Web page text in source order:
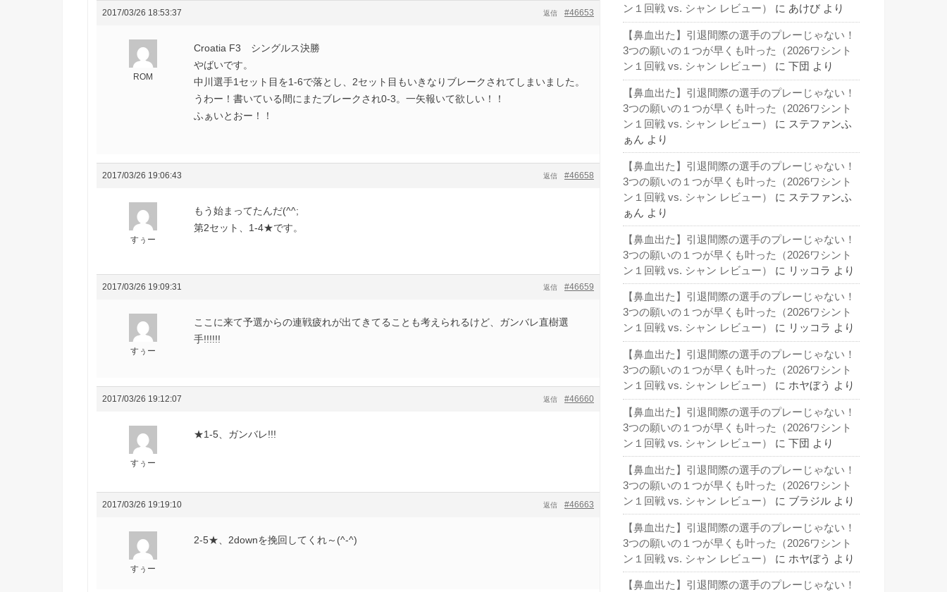
2017/03/26 18:53:37 #46653
返信
ROM
Croatia F3 シングルス決勝
やばいです。
中川選手1セット目を1-6で落とし、2セット目もいきなりブレークされてしまいました。
うわー！書いている間にまたブレークされ0-3。一矢報いて欲しい！！
ふぁいとおー！！
2017/03/26 19:06:43 #46658
返信
すぅー
もう始まってたんだ(^^;
第2セット、1-4★です。
2017/03/26 19:09:31 #46659
返信
すぅー
ここに来て予選からの連戦疲れが出てきてることも考えられるけど、ガンバレ直樹選
手!!!!!!
2017/03/26 19:12:07 #46660
返信
すぅー
★1-5、ガンバレ!!!
2017/03/26 19:19:10 #46663
返信
すぅー
2-5★、2downを挽回してくれ～(^-^)
ン１回戦 vs. シャン レビュー）
に あけび より
【鼻血出た】引退間際の選手のプレーじゃない！
3つの願いの１つが早くも叶った（2026ワシント
ン１回戦 vs. シャン レビュー）
に 下団 より
【鼻血出た】引退間際の選手のプレーじゃない！
3つの願いの１つが早くも叶った（2026ワシント
ン１回戦 vs. シャン レビュー）
に ステファンふ
ぁん より
【鼻血出た】引退間際の選手のプレーじゃない！
3つの願いの１つが早くも叶った（2026ワシント
ン１回戦 vs. シャン レビュー）
に ステファンふ
ぁん より
【鼻血出た】引退間際の選手のプレーじゃない！
3つの願いの１つが早くも叶った（2026ワシント
ン１回戦 vs. シャン レビュー）
に リッコラ より
【鼻血出た】引退間際の選手のプレーじゃない！
3つの願いの１つが早くも叶った（2026ワシント
ン１回戦 vs. シャン レビュー）
に リッコラ より
【鼻血出た】引退間際の選手のプレーじゃない！
3つの願いの１つが早くも叶った（2026ワシント
ン１回戦 vs. シャン レビュー）
に ホヤぼう より
【鼻血出た】引退間際の選手のプレーじゃない！
3つの願いの１つが早くも叶った（2026ワシント
ン１回戦 vs. シャン レビュー）
に 下団 より
【鼻血出た】引退間際の選手のプレーじゃない！
3つの願いの１つが早くも叶った（2026ワシント
ン１回戦 vs. シャン レビュー）
に ブラジル より
【鼻血出た】引退間際の選手のプレーじゃない！
3つの願いの１つが早くも叶った（2026ワシント
ン１回戦 vs. シャン レビュー）
に ホヤぼう より
【鼻血出た】引退間際の選手のプレーじゃない！